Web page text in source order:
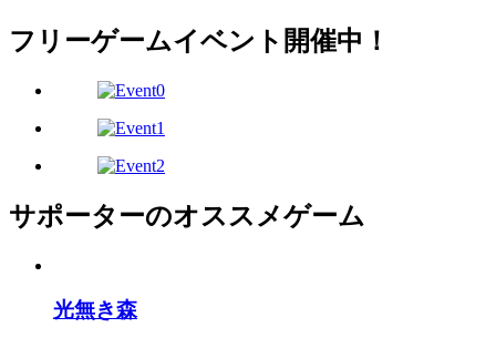
フリーゲームイベント開催中！
サポーターのオススメゲーム
光無き森